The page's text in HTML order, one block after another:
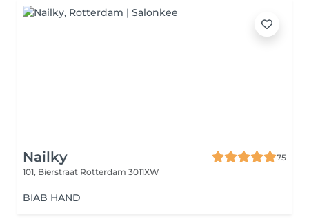
Nailky
75
101, Bierstraat Rotterdam 3011XW
BIAB HAND